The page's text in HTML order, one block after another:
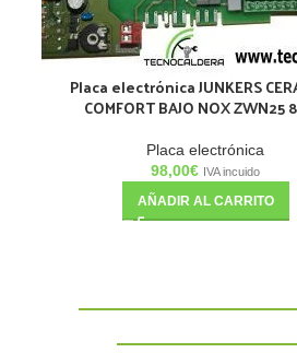
Placa electrónica JUNKERS
COMFORT BAJO NOX ZWN25
Placa electrónica
98,00€ IVA incuido
AÑADIR AL CARRITO